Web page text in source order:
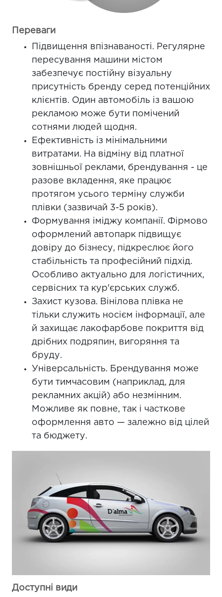
Переваги
Підвищення впізнаваності. Регулярне
пересування машини містом
забезпечує постійну візуальну
присутність бренду серед потенційних
клієнтів. Один автомобіль із вашою
рекламою може бути помічений
сотнями людей щодня.
Ефективність із мінімальними
витратами. На відміну від платної
зовнішньої реклами, брендування - це
разове вкладення, яке працює
протягом усього терміну служби
плівки (зазвичай 3-5 років).
Формування іміджу компанії. Фірмово
оформлений автопарк підвищує
довіру до бізнесу, підкреслює його
стабільність та професійний підхід.
Особливо актуально для логістичних,
сервісних та кур'єрських служб.
Захист кузова. Вінілова плівка не
тільки служить носієм інформації, але
й захищає лакофарбове покриття від
дрібних подряпин, вигоряння та
бруду.
Універсальність. Брендування може
бути тимчасовим (наприклад, для
рекламних акцій) або незмінним.
Можливе як повне, так і часткове
оформлення авто — залежно від цілей
та бюджету.
Доступні види